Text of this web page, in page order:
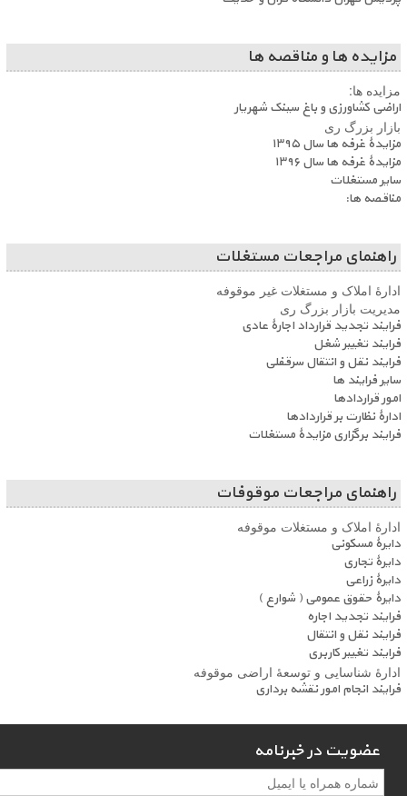
مزایده ها و مناقصه ها
مزایده ها:
اراضی کشاورزی و باغ سینک شهریار
بازار بزرگ ری
مزایدۀ غرفه ها سال ۱۳۹۵
مزایدۀ غرفه ها سال ۱۳۹۶
سایر مستغلات
مناقصه ها:
راهنمای مراجعات مستغلات
ادارۀ املاک و مستغلات غیر موقوفه
مدیریت بازار بزرگ ری
فرایند تجدید قرارداد اجارۀ عادی
فرایند تغییر شغل
فرایند نقل و انتقال سرقفلی
سایر فرایند ها
امور قراردادها
ادارۀ نظارت بر قراردادها
فرایند برگزاری مزایدۀ مستغلات
راهنمای مراجعات موقوفات
ادارۀ املاک و مستغلات موقوفه
دایرۀ مسکونی
دایرۀ تجاری
دایرۀ زراعی
دایرۀ حقوق عمومی ( شوارع )
فرایند تجدید اجاره
فرایند نقل و انتقال
فرایند تغییر کاربری
ادارۀ شناسایی و توسعۀ اراضی موقوفه
فرایند انجام امور نقشه برداری
عضویت در خبرنامه
عضویت در خبرنامه